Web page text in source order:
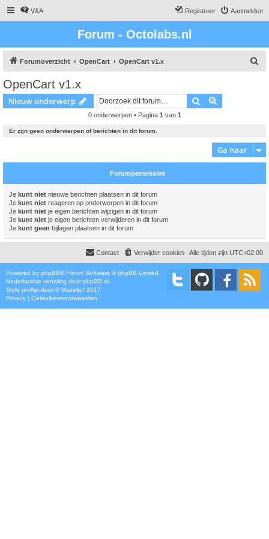
V&A Aanmelden
Registreer
Forum - Octolabs.nl
Forumoverzicht OpenCart OpenCart v1.x
OpenCart v1.x
Nieuw onderwerp Zoek
0 onderwerpen • Pagina 1 van 1
Er zijn geen onderwerpen of berichten in dit forum.
Ga naar
Forumpermissies
Je kunt niet nieuwe berichten plaatsen in dit forum
Je kunt niet reageren op onderwerpen in dit forum
Je kunt niet je eigen berichten wijzigen in dit forum
Je kunt niet je eigen berichten verwijderen in dit forum
Je kunt geen bijlagen plaatsen in dit forum
Alle tijden zijn UTC+02:00
Verwijder cookies
Contact
Powered by phpBB® Forum Software © phpBB Limited
Nederlandse vertaling door phpBB.nl
Style proflat door ©Mazeltof 2017
Privacy | Gebruikersvoorwaarden